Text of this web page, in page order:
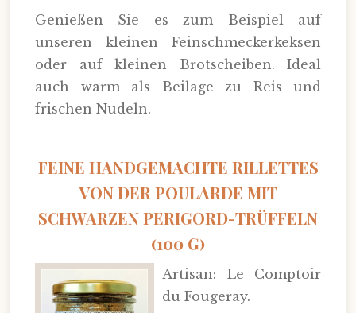
Genießen Sie es zum Beispiel auf
unseren kleinen Feinschmeckerkeksen
oder auf kleinen Brotscheiben. Ideal
auch warm als Beilage zu Reis und
frischen Nudeln.
FEINE HANDGEMACHTE RILLETTES
VON DER POULARDE MIT
SCHWARZEN PERIGORD-TRÜFFELN
(100 G)
Artisan: Le Comptoir
du Fougeray.